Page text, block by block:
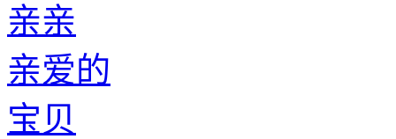
亲亲
亲爱的
宝贝